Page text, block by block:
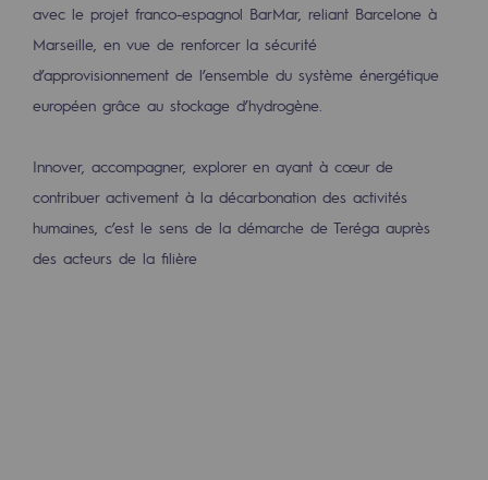
avec le projet franco-espagnol BarMar, reliant Barcelone à
Marseille, en vue de renforcer la sécurité
d’approvisionnement de l’ensemble du système énergétique
européen grâce au stockage d’hydrogène.
Innover, accompagner, explorer en ayant à cœur de
contribuer activement à la décarbonation des activités
humaines, c’est le sens de la démarche de Teréga auprès
des acteurs de la filière